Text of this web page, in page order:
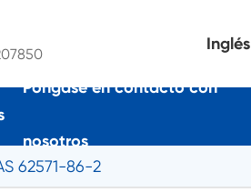
Inglés
Póngase en contacto con
nosotros
62571-86-2